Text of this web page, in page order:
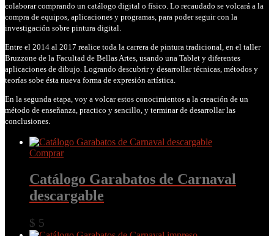
colaborar comprando un catálogo digital o físico. Lo recaudado se volcará a la
compra de equipos, aplicaciones y programas, para poder seguir con la
investigación sobre pintura digital.
Entre el 2014 al 2017 realice toda la carrera de pintura tradicional, en el taller
Bruzzone de la Facultad de Bellas Artes, usando una Tablet y diferentes
aplicaciones de dibujo. Logrando descubrir y desarrollar técnicas, métodos y
teorías sobe ésta nueva forma de expresión artística.
En la segunda etapa, voy a volcar estos conocimientos a la creación de un
método de enseñanza, practico y sencillo, y terminar de desarrollar las
conclusiones.
Comprar
Catálogo Garabatos de Carnaval
descargable
$ 5